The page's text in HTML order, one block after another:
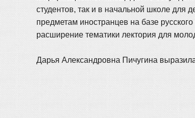
студентов, так и в начальной школе для
предметам иностранцев на базе
расширение тематики лектория для
Дарья Александровна Пичугина